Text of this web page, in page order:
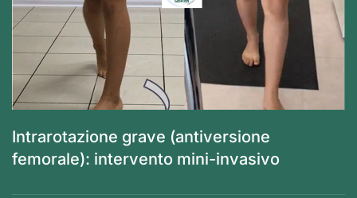
Intrarotazione grave (antiversione
femorale): intervento mini-invasivo